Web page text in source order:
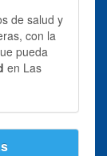
de salud y
con la
pueda
en Las